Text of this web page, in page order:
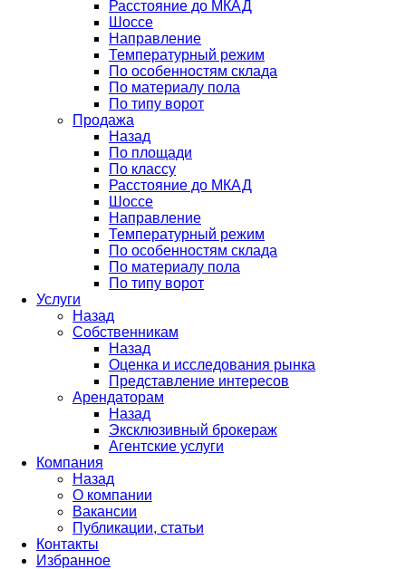
Расстояние до МКАД
Шоссе
Направление
Температурный режим
По особенностям склада
По материалу пола
По типу ворот
Продажа
Назад
По площади
По классу
Расстояние до МКАД
Шоссе
Направление
Температурный режим
По особенностям склада
По материалу пола
По типу ворот
Услуги
Назад
Собственникам
Назад
Оценка и исследования рынка
Представление интересов
Арендаторам
Назад
Эксклюзивный брокераж
Агентские услуги
Компания
Назад
О компании
Вакансии
Публикации, статьи
Контакты
Избранное